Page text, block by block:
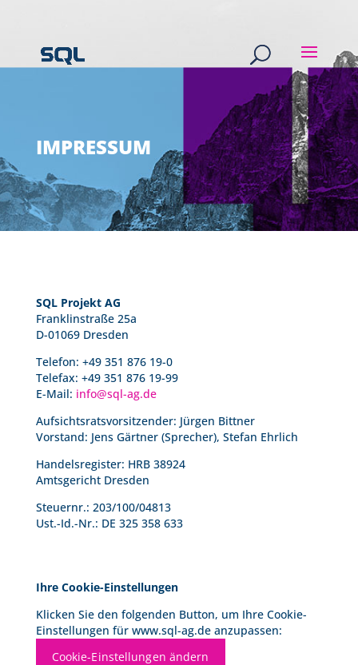
IMPRESSUM
SQL Projekt AG
Franklinstraße 25a
D-01069 Dresden
Telefon: +49 351 876 19-0
Telefax: +49 351 876 19-99
E-Mail: info@sql-ag.de
Aufsichtsratsvorsitzender: Jürgen Bittner
Vorstand: Jens Gärtner (Sprecher), Stefan Ehrlich
Handelsregister: HRB 38924
Amtsgericht Dresden
Steuernr.: 203/100/04813
Ust.-Id.-Nr.: DE 325 358 633
Ihre Cookie-Einstellungen
Klicken Sie den folgenden Button, um Ihre Cookie-
Einstellungen für www.sql-ag.de anzupassen:
Cookie-Einstellungen ändern